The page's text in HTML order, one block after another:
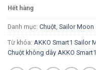
Hết hàng
Danh mục: Chuột, Sailor Moon
Từ khóa: AKKO Smart1 Sailor
Chuột không dây AKKO